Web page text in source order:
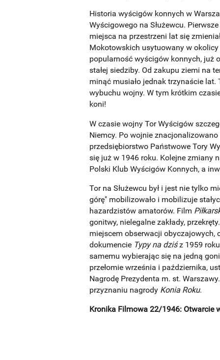
Historia wyścigów konnych w
Wyścigowego na Służewcu.
miejsca na przestrzeni lat się
Mokotowskich usytuowany w
popularność wyścigów konnych, już
stałej siedziby. Od zakupu ziemi na
minąć musiało jednak trzynaście
wybuchu wojny. W tym krótkim
koni!
W czasie wojny Tor Wyścigów
Niemcy. Po wojnie
przedsiębiorstwo Państwowe Tory
się już w 1946 roku. Kolejne zmiany
Polski Klub Wyścigów Konnych, a
Tor na Służewcu był i jest nie tylko
górę" mobilizowało i mobilizuje
hazardzistów amatorów. Film
gonitwy, nielegalne zakłady,
miejscem obserwacji obyczajowych,
dokumencie Typy na dziśz 1959
samemu wybierając się na jedną
przełomie września i października,
Nagrodę Prezydenta m. st.
przyznaniu nagrody Konia Roku.
Kronika Filmowa 22/1946: Otwarcie